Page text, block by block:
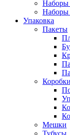
Наборы
Наборы
Упаковка
Пакеты
Коробки
Мешки
Тубусы